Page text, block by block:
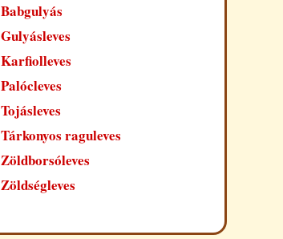
Babgulyás
Gulyásleves
Karfiolleves
Palócleves
Tojásleves
Tárkonyos raguleves
Zöldborsóleves
Zöldségleves